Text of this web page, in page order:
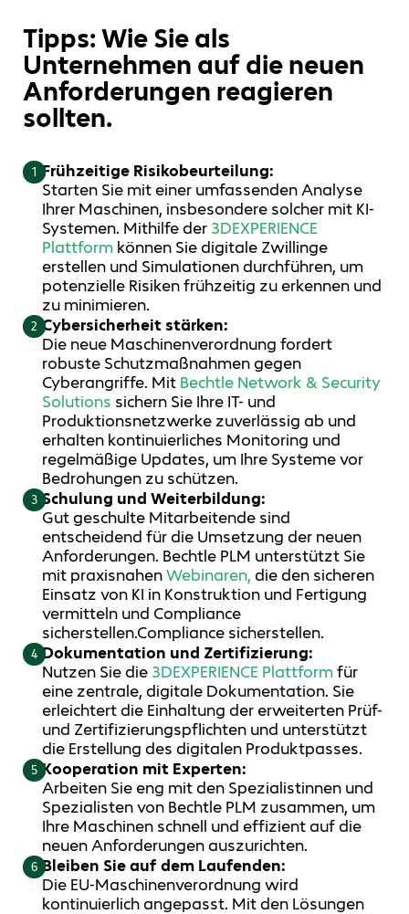
Tipps: Wie Sie als
Unternehmen auf die neuen
Anforderungen reagieren
sollten.
1 Frühzeitige Risikobeurteilung:
Starten Sie mit einer umfassenden Analyse
Ihrer Maschinen, insbesondere solcher mit KI-
Systemen. Mithilfe der 3DEXPERIENCE
Plattform können Sie digitale Zwillinge
erstellen und Simulationen durchführen, um
potenzielle Risiken frühzeitig zu erkennen und
zu minimieren.
2 Cybersicherheit stärken:
Die neue Maschinenverordnung fordert
robuste Schutzmaßnahmen gegen
Cyberangriffe. Mit Bechtle Network & Security
Solutions sichern Sie Ihre IT- und
Produktionsnetzwerke zuverlässig ab und
erhalten kontinuierliches Monitoring und
regelmäßige Updates, um Ihre Systeme vor
Bedrohungen zu schützen.
3 Schulung und Weiterbildung:
Gut geschulte Mitarbeitende sind
entscheidend für die Umsetzung der neuen
Anforderungen. Bechtle PLM unterstützt Sie
mit praxisnahenWebinaren, die den sicheren
Einsatz von KI in Konstruktion und Fertigung
vermitteln und Compliance
sicherstellen.Compliance sicherstellen.
4 Dokumentation und Zertifizierung:
Nutzen Sie die 3DEXPERIENCE Plattformfür
eine zentrale, digitale Dokumentation. Sie
erleichtert die Einhaltung der erweiterten Prüf-
und Zertifizierungspflichten und unterstützt
die Erstellung des digitalen Produktpasses.
5 Kooperation mit Experten:
Arbeiten Sie eng mit den Spezialistinnen und
Spezialistenvon Bechtle PLM zusammen, um
Ihre Maschinen schnell und effizient auf die
neuen Anforderungen auszurichten.
6 Bleiben Sie auf dem Laufenden:
Die EU-Maschinenverordnung wird
kontinuierlich angepasst. Mit den Lösungen